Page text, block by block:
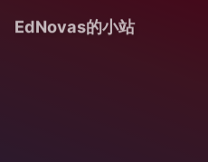
EdNovas的小站